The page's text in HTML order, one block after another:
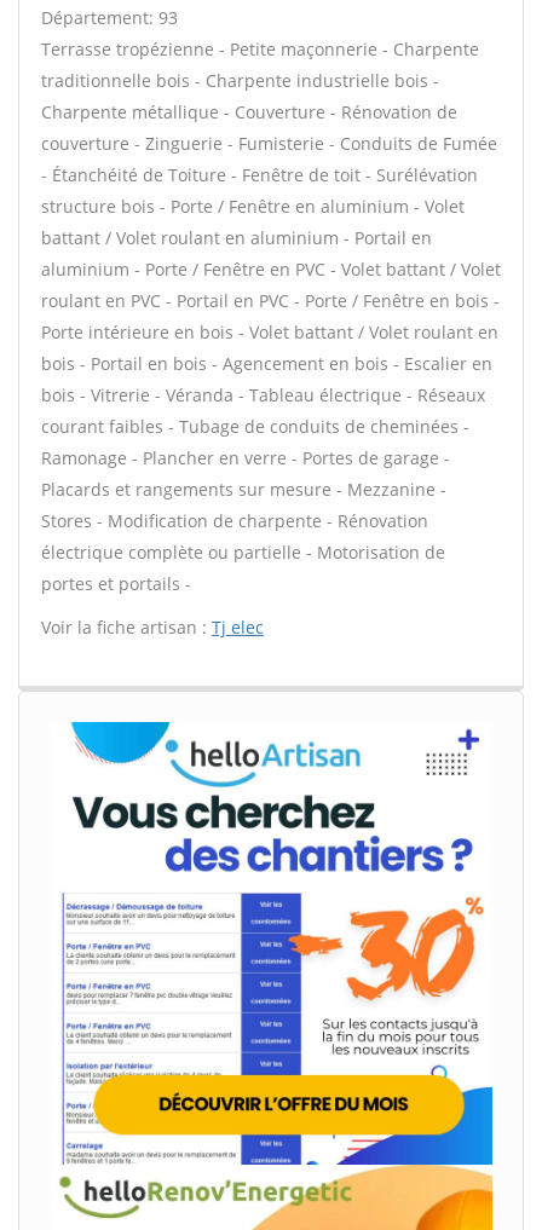
Département: 93
Terrasse tropézienne - Petite maçonnerie - Charpente
traditionnelle bois - Charpente industrielle bois -
Charpente métallique - Couverture - Rénovation de
couverture - Zinguerie - Fumisterie - Conduits de Fumée
- Étanchéité de Toiture - Fenêtre de toit - Surélévation
structure bois - Porte / Fenêtre en aluminium - Volet
battant / Volet roulant en aluminium - Portail en
aluminium - Porte / Fenêtre en PVC - Volet battant / Volet
roulant en PVC - Portail en PVC - Porte / Fenêtre en bois -
Porte intérieure en bois - Volet battant / Volet roulant en
bois - Portail en bois - Agencement en bois - Escalier en
bois - Vitrerie - Véranda - Tableau électrique - Réseaux
courant faibles - Tubage de conduits de cheminées -
Ramonage - Plancher en verre - Portes de garage -
Placards et rangements sur mesure - Mezzanine -
Stores - Modification de charpente - Rénovation
électrique complète ou partielle - Motorisation de
portes et portails -
Voir la fiche artisan : Tj elec